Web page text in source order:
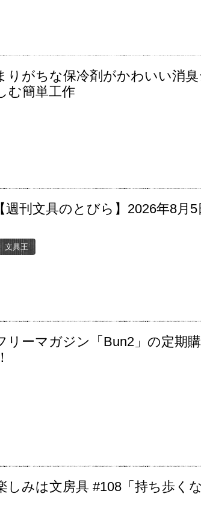
りがちな保冷剤がかわいい消
む簡単工作
週刊文具のとびら】2026年8月5
文具王
リーマガジン「Bun2」の定期
しみは文房具 #108「持ち歩く